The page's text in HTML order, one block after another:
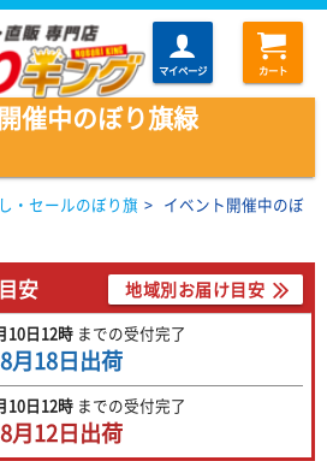
マイページ カート
催中のぼり旗緑
・セールのぼり旗 > イベント開催中のぼ
安 地域別お届け目安
10日12時 までの受付完了
8月18日出荷
10日12時 までの受付完了
8月12日出荷